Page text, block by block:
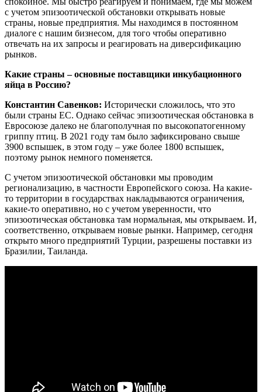
с учетом эпизоотической обстановки открывать новые
страны, новые предприятия. Мы находимся в постоянном
диалоге с нашим бизнесом, для того чтобы оперативно
отвечать на их запросы и реагировать на диверсификацию
рынков.
Какие страны – основные поставщики инкубационного
яйца в Россию?
Константин Савенков: Исторически сложилось, что это
были страны ЕС. Однако сейчас эпизоотическая обстановка в
Евросоюзе далеко не благополучная по высокопатогенному
гриппу птиц. В 2021 году там было зафиксировано свыше
3900 вспышек, в этом году – уже более 1800 вспышек,
поэтому рынок немного поменяется.
С учетом эпизоотической обстановки мы проводим
регионализацию, в частности Европейского союза. На какие-
то территории в государствах накладываются ограничения,
какие-то оперативно, но с учетом уверенности, что
эпизоотическая обстановка там нормальная, мы открываем. И,
соответственно, открываем новые рынки. Например, сегодня
открыто много предприятий Турции, разрешены поставки из
Бразилии, Таиланда.